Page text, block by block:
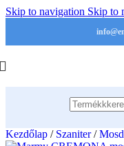
Skip to navigation Skip to
Kezdőlap / Szaniter/